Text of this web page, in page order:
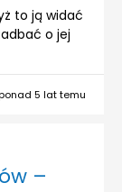
to ją widać
o jej
5 lat temu
–